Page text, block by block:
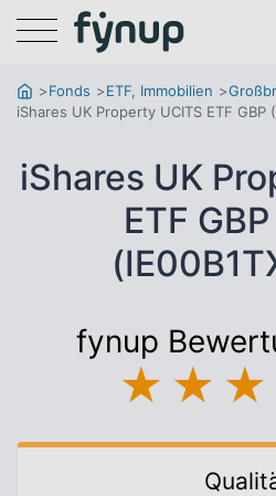
Menu
Fonds ETF, Immobilien
iShares UK Property UCITS ETF GBP
iShares UK
ETF
fynup
★ ★ ★